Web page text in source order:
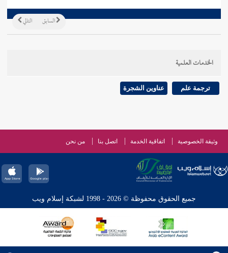
التالي السابق
الخدمات العلمية
ترجمة علم عناوين الشجرة
وثيقة الخصوصية اتفاقية الخدمة اتصل بنا من نحن
جميع الحقوق محفوظة © 2026 - 1998 لشبكة إسلام ويب